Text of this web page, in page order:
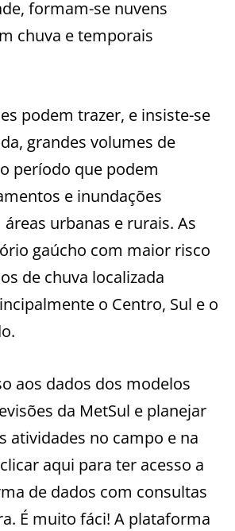
formam-se nuvens
chuva e temporais
podem trazer, e insiste-se
grandes volumes de
período que podem
e inundações
urbanas e rurais. As
gaúcho com maior risco
de chuva localizada
o Centro, Sul e o
aos dados dos modelos
da MetSul e planejar
atividades no campo e na
aqui para ter acesso a
de dados com consultas
É muito fáci! A plataforma